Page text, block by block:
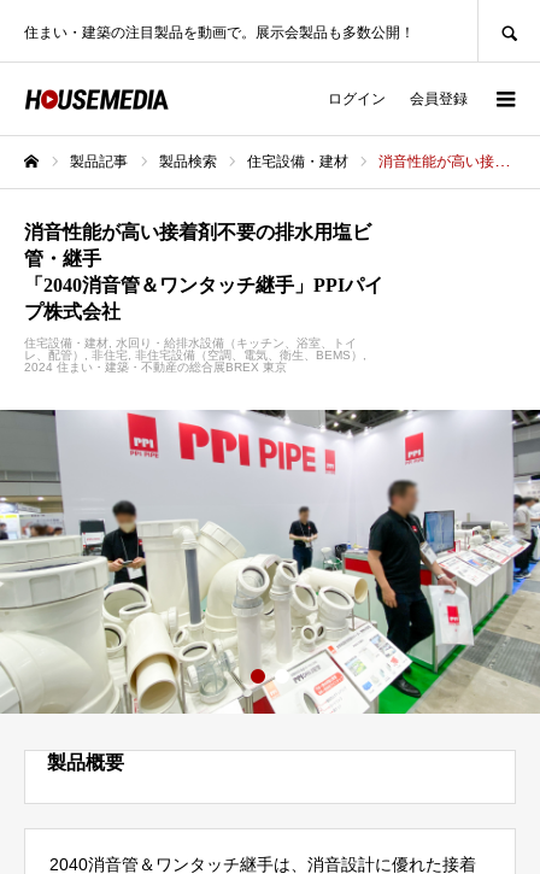
住まい・建築の注目製品を動画で。展示会製品も多数公開！
ログイン 会員登録
製品記事 製品検索 住宅設備・建材 消音性能が高い接着剤不要の排水用塩ビ管・継手「2040消音管＆ワンタッチ継手」PPIパイプ株式会社
消音性能が高い接着剤不要の排水用塩ビ
管・継手
「2040消音管＆ワンタッチ継手」PPIパイ
プ株式会社
住宅設備・建材 水回り・給排水設備（キッチン、浴室、トイ
レ、配管）
非住宅
非住宅設備（空調、電気、衛生、BEMS）
2024 住まい・建築・不動産の総合展BREX 東京
製品概要
2040消音管＆ワンタッチ継手は、消音設計に優れた接着